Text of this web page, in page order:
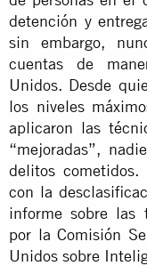
detención y
sin embargo,
cuentas de
Unidos. Desde
los niveles
aplicaron las
“mejoradas”,
delitos cometidos.
con la
informe sobre las
por la Comisión
Unidos sobre